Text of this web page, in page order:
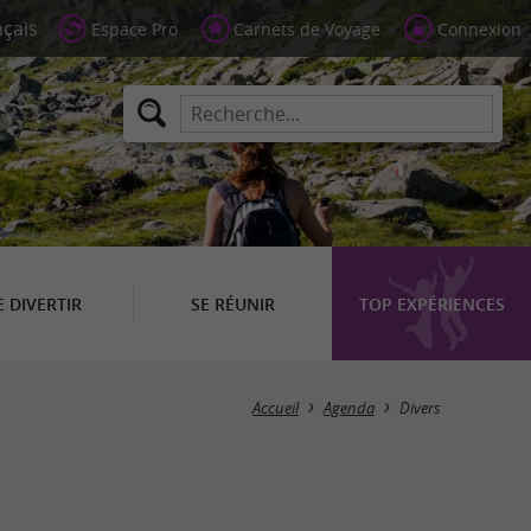
Espace Pro Carnets de Voyage Connexion
DIVERTIR SE RÉUNIR TOP EXPÉRIENCES
Masquer la carte
Accueil Agenda Divers